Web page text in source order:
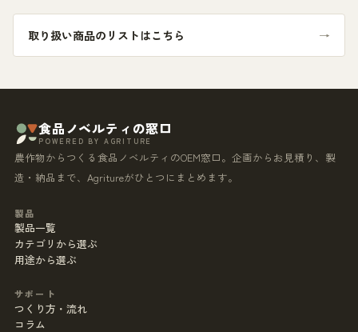
取り扱い商品のリストはこちら →
食品ノベルティの窓口
POWERED BY AGRITURE
農作物からつくる食品ノベルティのOEM窓口。企画からお見積り、製
造・納品まで、Agritureがひとつにまとめます。
製品
製品一覧
カテゴリから選ぶ
用途から選ぶ
サポート
つくり方・流れ
コラム